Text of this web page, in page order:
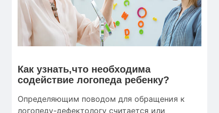
Как узнать,что необходима
содействие логопеда ребенку?
Определяющим поводом для обращения к
логопеду-дефектологу считается или